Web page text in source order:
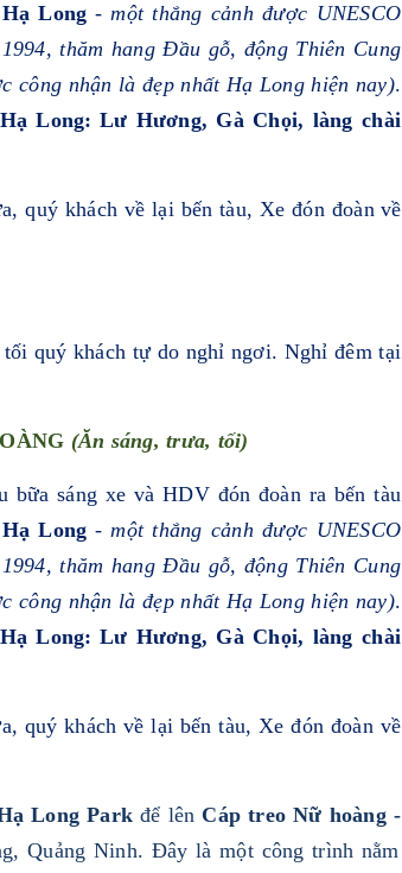
Long - một thắng cảnh được UNESCO
thăm hang Đầu gỗ, động Thiên Cung
công nhận là đẹp nhất Hạ Long hiện nay).
Hạ Long: Lư Hương, Gà Chọi, làng chài
, quý khách về lại bến tàu, Xe đón đoàn về
quý khách tự do nghỉ ngơi. Nghỉ đêm tại
(Ăn sáng, trưa, tối)
bữa sáng xe và HDV đón đoàn ra bến tàu
Long - một thắng cảnh được UNESCO
thăm hang Đầu gỗ, động Thiên Cung
công nhận là đẹp nhất Hạ Long hiện nay).
Hạ Long: Lư Hương, Gà Chọi, làng chài
, quý khách về lại bến tàu, Xe đón đoàn về
Long Park để lên Cáp treo Nữ hoàng-
Quảng Ninh. Đây là một công trình nằm